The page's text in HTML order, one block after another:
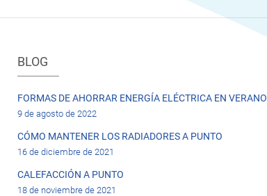
BLOG
FORMAS DE AHORRAR ENERGÍA ELÉCTRICA EN VERANO
9 de agosto de 2022
CÓMO MANTENER LOS RADIADORES A PUNTO
16 de diciembre de 2021
CALEFACCIÓN A PUNTO
18 de noviembre de 2021